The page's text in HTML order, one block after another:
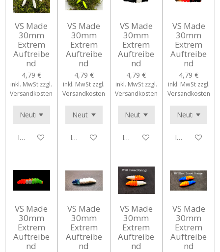
VS Made
30mm
Extrem
Auftreibe
nd
4,79 €
inkl. MwSt zzgl.
Versandkosten
In den Warenkorb
VS Made
30mm
Extrem
Auftreibe
nd
4,79 €
inkl. MwSt zzgl.
Versandkosten
In den Warenkorb
VS Made
30mm
Extrem
Auftreibe
nd
4,79 €
inkl. MwSt zzgl.
Versandkosten
In den Warenkorb
VS Made
30mm
Extrem
Auftreibe
nd
4,79 €
inkl. MwSt zzgl.
Versandkosten
In den
VS Made
30mm
Extrem
Auftreibe
nd
VS Made
30mm
Extrem
Auftreibe
nd
VS Made
30mm
Extrem
Auftreibe
nd
VS Made
30mm
Extrem
Auftreibe
nd